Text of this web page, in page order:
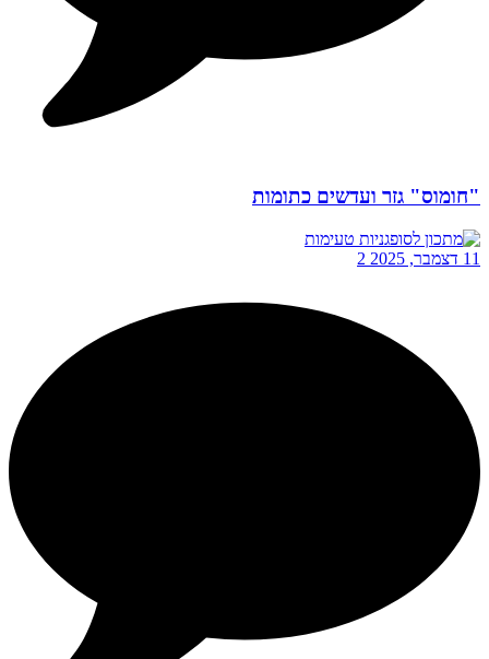
"חומוס" גזר ועדשים כתומות
11 דצמבר, 2025 2